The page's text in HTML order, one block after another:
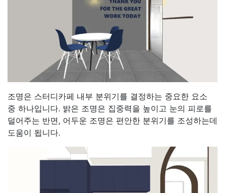
조명은 스터디카페 내부 분위기를 결정하는 중요한 요소
중 하나입니다. 밝은 조명은 집중력을 높이고 눈의 피로를
덜어주는 반면, 어두운 조명은 편안한 분위기를 조성하는데
도움이 됩니다.